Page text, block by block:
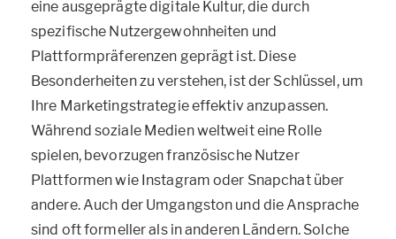
eine ausgeprägte digitale Kultur, die durch
spezifische Nutzergewohnheiten und
Plattformpräferenzen geprägt ist. Diese
Besonderheiten zu verstehen, ist der Schlüssel, um
Ihre Marketingstrategie effektiv anzupassen.
Während soziale Medien weltweit eine Rolle
spielen, bevorzugen französische Nutzer
Plattformen wie Instagram oder Snapchat über
andere. Auch der Umgangston und die Ansprache
sind oft formeller als in anderen Ländern. Solche